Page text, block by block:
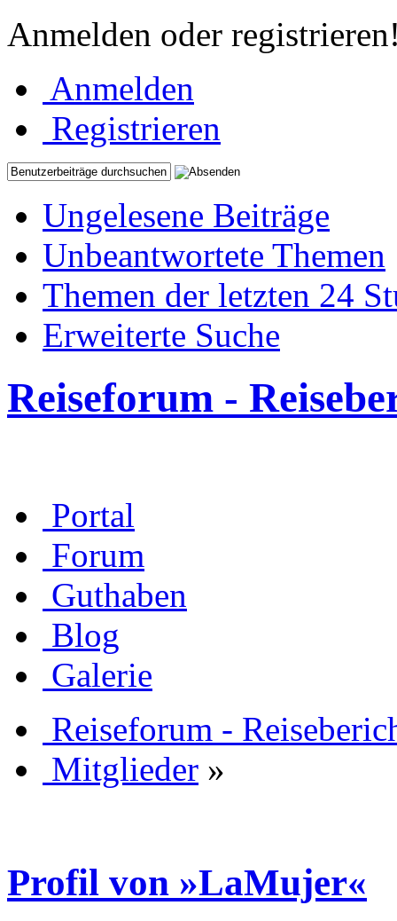
Anmelden oder
Anmelden
Registrieren
Ungelesene Beiträge
Unbeantwortete Themen
Themen der letzten 24
Erweiterte Suche
Reiseforum -
Portal
Forum
Guthaben
Blog
Galerie
Reiseforum -
Mitglieder »
Profil von »LaMujer«